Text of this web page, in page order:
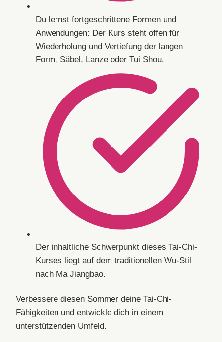
Du lernst fortgeschrittene Formen und
Anwendungen: Der Kurs steht offen für
Wiederholung und Vertiefung der langen
Form, Säbel, Lanze oder Tui Shou.
Der inhaltliche Schwerpunkt dieses Tai-Chi-
Kurses liegt auf dem traditionellen Wu-Stil
nach Ma Jiangbao.
Verbessere diesen Sommer deine Tai-Chi-
Fähigkeiten und entwickle dich in einem
unterstützenden Umfeld.